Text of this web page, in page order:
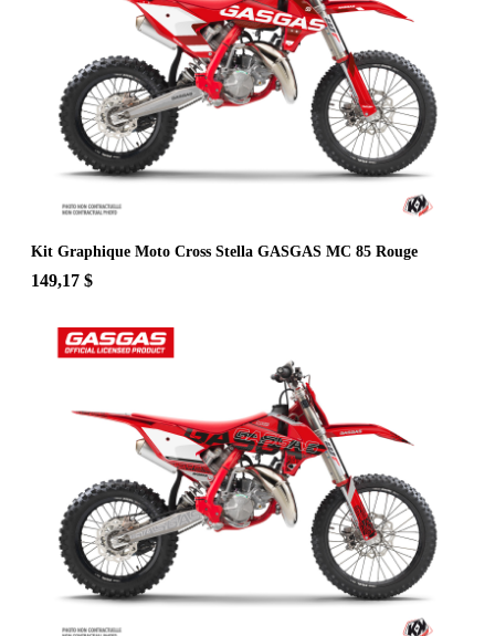
Kit Graphique Moto Cross Stella GASGAS MC 85 Rouge
149,17 $